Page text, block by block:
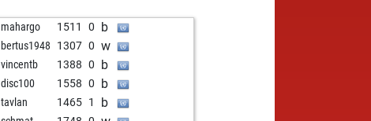
mahargo 1511 0 b
bertus1948 1307 0 w
vincentb 1388 0 b
disc100 1558 0 b
tavlan 1465 1 b